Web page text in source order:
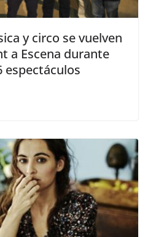
y circo se vuelven
a Escena durante
espectáculos